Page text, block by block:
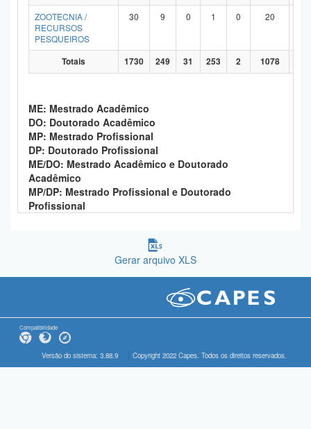
ZOOTECNIA /
RECURSOS
PESQUEIROS
30 9 0 1 0 20
Totais 1730 249 31 253 2 1078
ME: Mestrado Acadêmico
DO: Doutorado Acadêmico
MP: Mestrado Profissional
DP: Doutorado Profissional
ME/DO: Mestrado Acadêmico e Doutorado
Acadêmico
MP/DP: Mestrado Profissional e Doutorado
Profissional
Gerar arquivo XLS
Compatibilidade
Versão do sistema: 3.88.9 Copyright 2022 Capes. Todos os direitos reservados.